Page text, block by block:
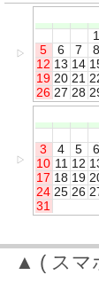
▷
1
5
6 7 8
12 13 14
19 20 21
26 27 28
▷
3
4 5 6
10 11 12
17 18 19
24 25 26
31
▲ ( スマ